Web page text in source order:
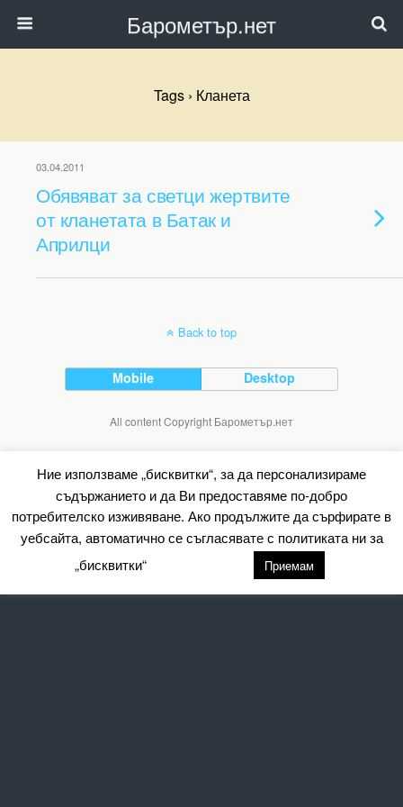
Барометър.нет
Tags › Кланета
03.04.2011
Обявяват за светци жертвите
от кланетата в Батак и
Априлци
Back to top
Mobile Desktop
All content Copyright Барометър.нет
Ние използваме „бисквитки“, за да персонализираме
съдържанието и да Ви предоставяме по-добро
потребителско изживяване. Ако продължите да сърфирате в
уебсайта, автоматично се съгласявате с политиката ни за
„бисквитки“
Приемам